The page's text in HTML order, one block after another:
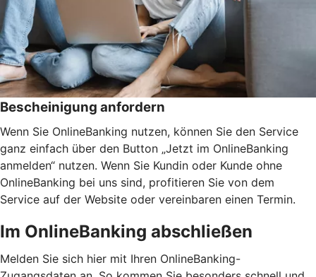
Bescheinigung anfordern
Wenn Sie OnlineBanking nutzen, können Sie den Service
ganz einfach über den Button „Jetzt im OnlineBanking
anmelden“ nutzen. Wenn Sie Kundin oder Kunde ohne
OnlineBanking bei uns sind, profitieren Sie von dem
Service auf der Website oder vereinbaren einen Termin.
Im OnlineBanking abschließen
Melden Sie sich hier mit Ihren OnlineBanking-